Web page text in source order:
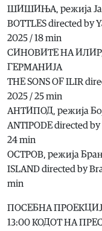
ШИШИЊА, режија
BOTTLES directed by
2025 / 18 min
СИНОВИТЕ НА ИЛИР,
ГЕРМАНИЈА
THE SONS OF ILIR
2025 / 25 min
АНТИПОД, режија
ANTIPODE directed
24 min
ОСТРОВ, режија
ISLAND directed by
min
ПОСЕБНА
13:00 КОДОТ НА